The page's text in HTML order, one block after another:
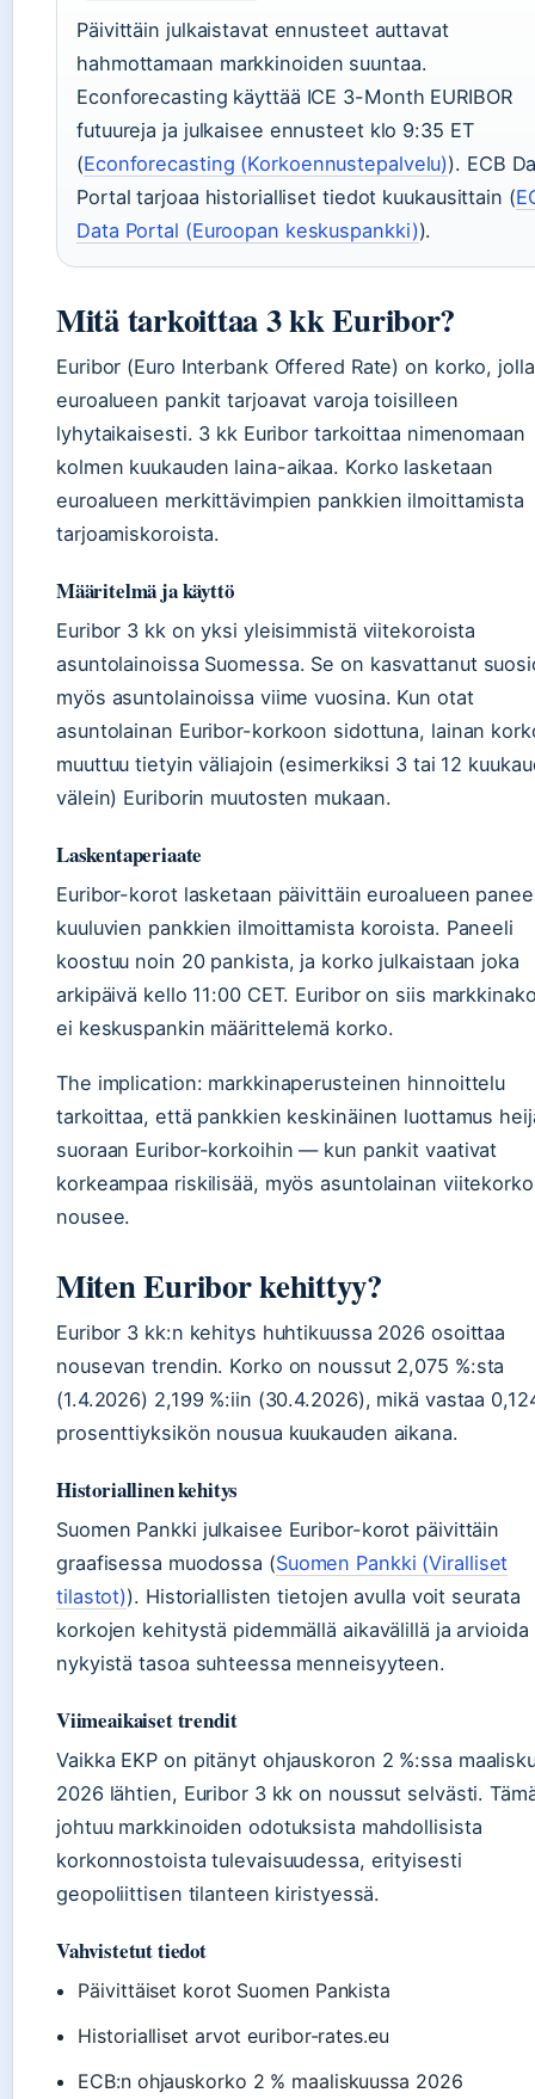
Päivittäin julkaistavat ennusteet auttavat
hahmottamaan markkinoiden suuntaa.
Econforecasting käyttää ICE 3-Month EURIBOR
futuureja ja julkaisee ennusteet klo 9:35 ET
(Econforecasting (Korkoennustepalvelu)). ECB
Portal tarjoaa historialliset tiedot kuukausittain (
Data Portal (Euroopan keskuspankki)).
Mitä tarkoittaa 3 kk Euribor?
Euribor (Euro Interbank Offered Rate) on korko, jolla
euroalueen pankit tarjoavat varoja toisilleen
lyhytaikaisesti. 3 kk Euribor tarkoittaa nimenomaan
kolmen kuukauden laina-aikaa. Korko lasketaan
euroalueen merkittävimpien pankkien ilmoittamista
tarjoamiskoroista.
Määritelmä ja käyttö
Euribor 3 kk on yksi yleisimmistä viitekoroista
asuntolainoissa Suomessa. Se on kasvattanut
myös asuntolainoissa viime vuosina. Kun otat
asuntolainan Euribor-korkoon sidottuna, lainan
muuttuu tietyin väliajoin (esimerkiksi 3 tai 12
välein) Euriborin muutosten mukaan.
Laskentaperiaate
Euribor-korot lasketaan päivittäin euroalueen
kuuluvien pankkien ilmoittamista koroista. Paneeli
koostuu noin 20 pankista, ja korko julkaistaan joka
arkipäivä kello 11:00 CET. Euribor on siis
ei keskuspankin määrittelemä korko.
The implication: markkinaperusteinen hinnoittelu
tarkoittaa, että pankkien keskinäinen luottamus
suoraan Euribor-korkoihin — kun pankit vaativat
korkeampaa riskilisää, myös asuntolainan viitekorko
nousee.
Miten Euribor kehittyy?
Euribor 3 kk:n kehitys huhtikuussa 2026 osoittaa
nousevan trendin. Korko on noussut 2,075 %:sta
(1.4.2026) 2,199 %:iin (30.4.2026), mikä vastaa
prosenttiyksikön nousua kuukauden aikana.
Historiallinen kehitys
Suomen Pankki julkaisee Euribor-korot päivittäin
graafisessa muodossa (Suomen Pankki (Viralliset
tilastot)). Historiallisten tietojen avulla voit seurata
korkojen kehitystä pidemmällä aikavälillä ja arvioida
nykyistä tasoa suhteessa menneisyyteen.
Viimeaikaiset trendit
Vaikka EKP on pitänyt ohjauskoron 2 %:ssa
2026 lähtien, Euribor 3 kk on noussut selvästi.
johtuu markkinoiden odotuksista mahdollisista
korkonnostoista tulevaisuudessa, erityisesti
geopoliittisen tilanteen kiristyessä.
Vahvistetut tiedot
Päivittäiset korot Suomen Pankista
Historialliset arvot euribor-rates.eu
ECB:n ohjauskorko 2 % maaliskuussa 2026